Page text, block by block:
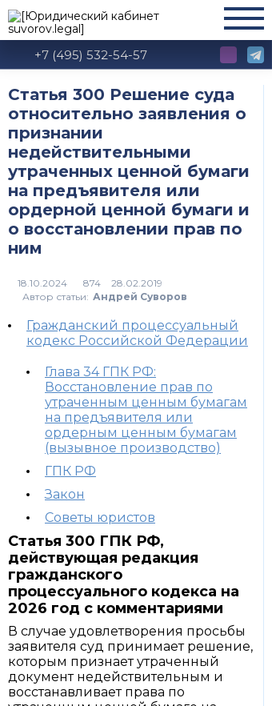
+7 (495) 532-54-57
Статья 300 Решение суда
относительно заявления о
признании
недействительными
утраченных ценной бумаги
на предъявителя или
ордерной ценной бумаги и
о восстановлении прав по
ним
874
Автор статьи: Андрей Суворов
Гражданский процессуальный
кодекс Российской Федерации
Глава 34 ГПК РФ:
Восстановление прав по
утраченным ценным бумагам
на предъявителя или
ордерным ценным бумагам
(вызывное производство)
ГПК РФ
Закон
Советы юристов
Статья 300 ГПК РФ,
действующая редакция
гражданского
процессуального кодекса на
2026 год с комментариями
В случае удовлетворения просьбы
заявителя суд принимает решение,
которым признает утраченный
документ недействительным и
восстанавливает права по